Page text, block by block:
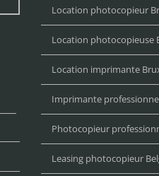
Location photocopieur
Location photocopieuse
Location imprimante
Imprimante
Photocopieur
Leasing photocopieur